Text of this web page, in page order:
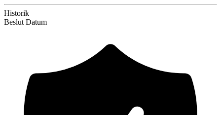
Historik
Beslut Datum